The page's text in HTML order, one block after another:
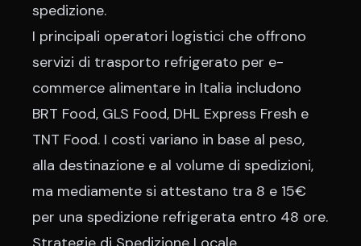
spedizione.
I principali operatori logistici che offrono
servizi di trasporto refrigerato per e-
commerce alimentare in Italia includono
BRT Food, GLS Food, DHL Express Fresh e
TNT Food. I costi variano in base al peso,
alla destinazione e al volume di spedizioni,
ma mediamente si attestano tra 8 e 15€
per una spedizione refrigerata entro 48 ore.